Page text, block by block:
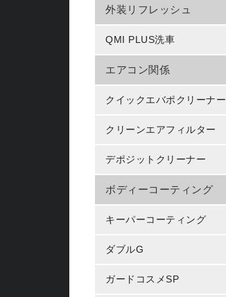
外装リフレッシュ
QMI PLUS洗車
エアコン関係
クイックエバポクリーナー
クリーンエアフィルター
デポジットクリーナー
ボディーコーティング
キーパーコーティング
ダブルG
ガードコスメSP